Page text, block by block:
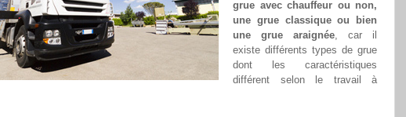
grue avec chauffeur ou non,
une grue classique ou bien
une grue araignée, car il
existe différents types de grue
dont les caractéristiques
différent selon le travail à